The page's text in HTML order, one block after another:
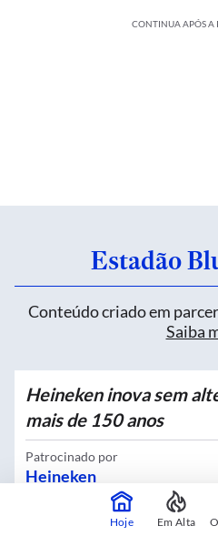
CONTINUA APÓS A
Estadão
Conteúdo criado em
Saiba
Heineken inova sem
mais de 150 anos
Patrocinado por
Heineken
Hoje Em Alta